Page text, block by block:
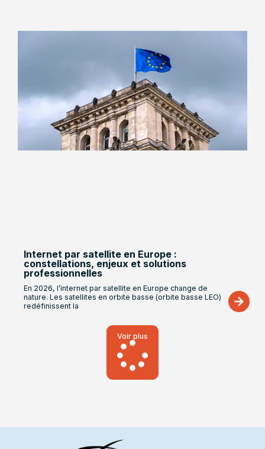
Internet par satellite en Europe :
constellations, enjeux et solutions
professionnelles
En 2026, l’internet par satellite en Europe change de
nature. Les satellites en orbite basse (orbite basse LEO)
redéfinissent la
Voir plus